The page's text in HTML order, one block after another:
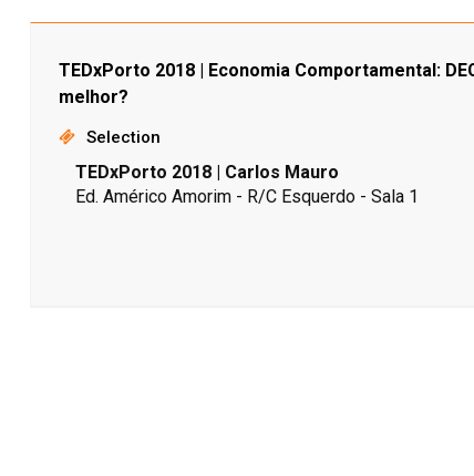
TEDxPorto 2018 | Economia Comportamental:
melhor?
Selection
TEDxPorto 2018 | Carlos Mauro
Ed. Américo Amorim - R/C Esquerdo - Sala 1